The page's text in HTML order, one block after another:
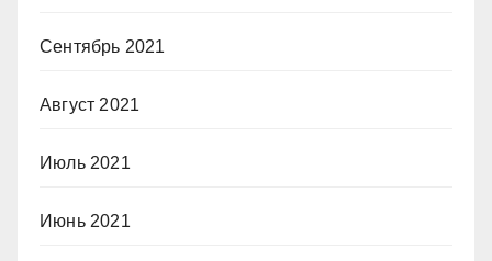
Сентябрь 2021
Август 2021
Июль 2021
Июнь 2021